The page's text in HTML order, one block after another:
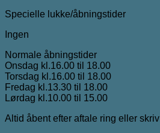
Specielle lukke/åbningstider
Ingen
Normale åbningstider
Onsdag kl.16.00 til 18.00
Torsdag kl.16.00 til 18.00
Fredag kl.13.30 til 18.00
Lørdag kl.10.00 til 15.00
Altid åbent efter aftale ring eller skriv